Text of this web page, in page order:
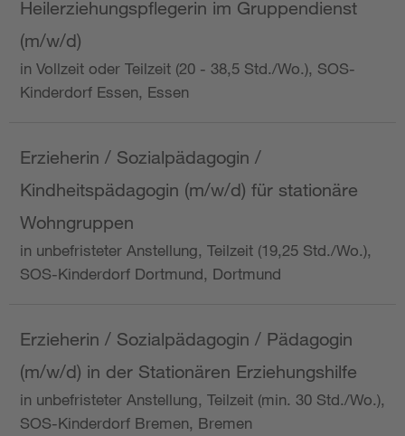
Heilerziehungspflegerin im Gruppendienst
(m/w/d)
in Vollzeit oder Teilzeit (20 - 38,5 Std./Wo.), SOS-
Kinderdorf Essen, Essen
Erzieherin / Sozialpädagogin /
Kindheitspädagogin (m/w/d) für stationäre
Wohngruppen
in unbefristeter Anstellung, Teilzeit (19,25 Std./Wo.),
SOS-Kinderdorf Dortmund, Dortmund
Erzieherin / Sozialpädagogin / Pädagogin
(m/w/d) in der Stationären Erziehungshilfe
in unbefristeter Anstellung, Teilzeit (min. 30 Std./Wo.),
SOS-Kinderdorf Bremen, Bremen